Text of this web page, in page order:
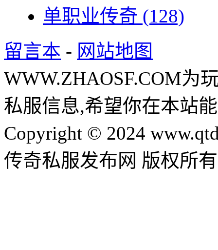
单职业传奇 (128)
留言本 - 网站地图
WWW.ZHAOSF.COM为
私服信息,希望你在本站
Copyright © 2024
传奇私服发布网 版权所有